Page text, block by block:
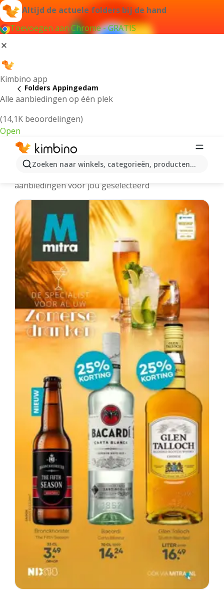
Altijd de actuele folders bij de hand
Toevoegen aan Chrome - GRATIS
Kimbino app
Alle aanbiedingen op één plek
(14,1K beoordelingen)
Open
Zoeken naar winkels, categorieën, producten...
Folders Appingedam
Appingedam - Meest recente folders
aanbiedingen voor jou geselecteerd